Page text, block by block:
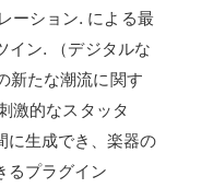
ーション. による最
イン. （デジタルな
新たな潮流に関す
激的なスタッタ
に生成でき、楽器の
るプラグイン